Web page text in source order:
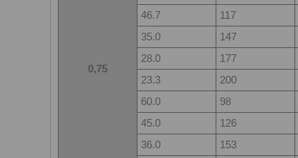
0,75
46.7
117
35.0
147
28.0
177
23.3
200
60.0
98
45.0
126
36.0
153